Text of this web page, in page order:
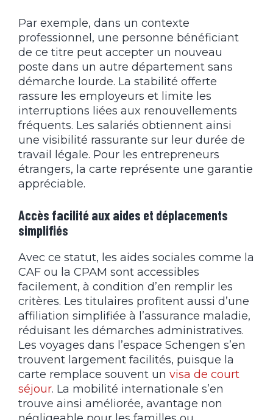
Par exemple, dans un contexte
professionnel, une personne bénéficiant
de ce titre peut accepter un nouveau
poste dans un autre département sans
démarche lourde. La stabilité offerte
rassure les employeurs et limite les
interruptions liées aux renouvellements
fréquents. Les salariés obtiennent ainsi
une visibilité rassurante sur leur durée de
travail légale. Pour les entrepreneurs
étrangers, la carte représente une garantie
appréciable.
Accès facilité aux aides et déplacements
simplifiés
Avec ce statut, les aides sociales comme la
CAF ou la CPAM sont accessibles
facilement, à condition d’en remplir les
critères. Les titulaires profitent aussi d’une
affiliation simplifiée à l’assurance maladie,
réduisant les démarches administratives.
Les voyages dans l’espace Schengen s’en
trouvent largement facilités, puisque la
carte remplace souvent un visa de court
séjour. La mobilité internationale s’en
trouve ainsi améliorée, avantage non